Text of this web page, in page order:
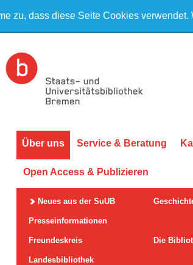
zu, dass diese Seite Cookies
Über uns Service & Beratung
Open Access & Publizieren
Neues aus der SuUB
Presseinformationen
Freundeskreis Die
Landesbibliothek